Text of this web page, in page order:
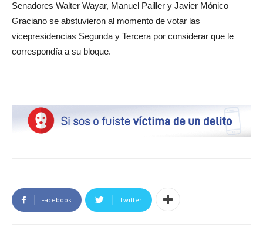
Senadores Walter Wayar, Manuel Pailler y Javier Mónico
Graciano se abstuvieron al momento de votar las
vicepresidencias Segunda y Tercera por considerar que le
correspondía a su bloque.
Facebook Twitter